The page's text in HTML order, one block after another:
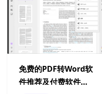
免费的PDF转Word软
件推荐及付费软件比